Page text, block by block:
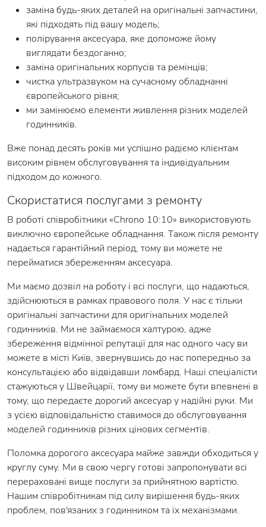
заміна будь-яких деталей на оригінальні запчастини,
які підходять під вашу модель;
полірування аксесуара, яке допоможе йому
виглядати бездоганно;
заміна оригінальних корпусів та ремінців;
чистка ультразвуком на сучасному обладнанні
європейського рівня;
ми замінюємо елементи живлення різних моделей
годинників.
Вже понад десять років ми успішно радіємо клієнтам
високим рівнем обслуговування та індивідуальним
підходом до кожного.
Скористатися послугами з ремонту
В роботі співробітники «Chrono 10:10» використовують
виключно європейське обладнання. Також після ремонту
надається гарантійний період, тому ви можете не
перейматися збереженням аксесуара.
Ми маємо дозвіл на роботу і всі послуги, що надаються,
здійснюються в рамках правового поля. У нас є тільки
оригінальні запчастини для оригінальних моделей
годинників. Ми не займаємося халтурою, адже
збереження відмінної репутації для нас одного часу ви
можете в місті Київ, звернувшись до нас попередньо за
консультацією або відвідавши ломбард. Наші спеціалісти
стажуються у Швейцарії, тому ви можете бути впевнені в
тому, що передаєте дорогий аксесуар у надійні руки. Ми
з усією відповідальністю ставимося до обслуговування
моделей годинників різних цінових сегментів.
Поломка дорогого аксесуара майже завжди обходиться у
круглу суму. Ми в свою чергу готові запропонувати всі
перераховані вище послуги за прийнятною вартістю.
Нашим співробітникам під силу вирішення будь-яких
проблем, пов'язаних з годинником та їх механізмами.